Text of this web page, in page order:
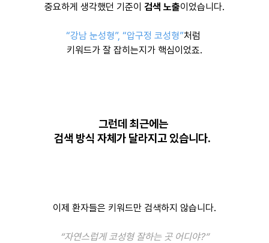
중요하게 생각했던 기준이 검색 노출이었습니다.
“강남 눈성형”, “압구정 코성형”처럼
키워드가 잘 잡히는지가 핵심이었죠.
그런데 최근에는
검색 방식 자체가 달라지고 있습니다.
이제 환자들은 키워드만 검색하지 않습니다.
“자연스럽게 코성형 잘하는 곳 어디야?”